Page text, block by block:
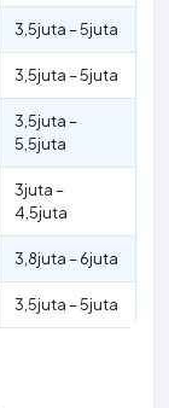
3,5juta – 5juta
3,5juta – 5juta
3,5juta –
5,5juta
3juta –
4,5juta
3,8juta – 6juta
3,5juta – 5juta